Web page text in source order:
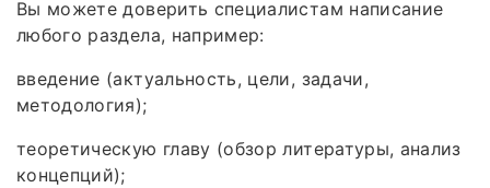
Вы можете доверить специалистам написание
любого раздела, например:
введение (актуальность, цели, задачи,
методология);
теоретическую главу (обзор литературы, анализ
концепций);